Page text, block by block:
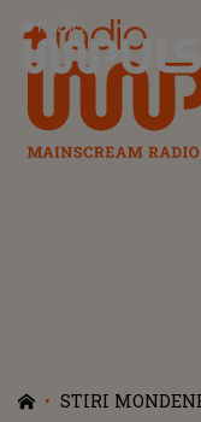
Radio Impuls
STIRI